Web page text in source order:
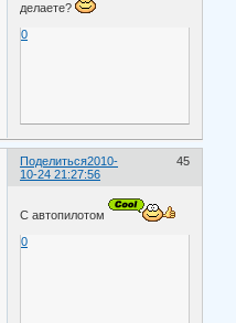
делаете?
0
Поделиться 45
2010-
10-24 21:27:56
С автопилотом
0